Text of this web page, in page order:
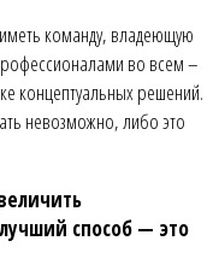
команду, владеющую
во всем –
концептуальных решений.
невозможно, либо это
способ — это